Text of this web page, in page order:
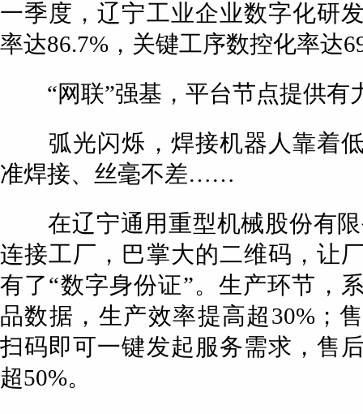
一季度，辽宁工业企业数字化研
率达86.7%，关键工序数控化率达
“网联”强基，平台节点提供
弧光闪烁，焊接机器人靠着低
准焊接、丝毫不差……
在辽宁通用重型机械股份有限
连接工厂，巴掌大的二维码，让
有了“数字身份证”。生产环节，
品数据，生产效率提高超30%；
扫码即可一键发起服务需求，售
超50%。